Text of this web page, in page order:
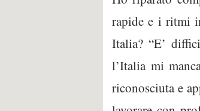
rapide e i ritmi
Italia? “E’
l’Italia mi
riconosciuta e